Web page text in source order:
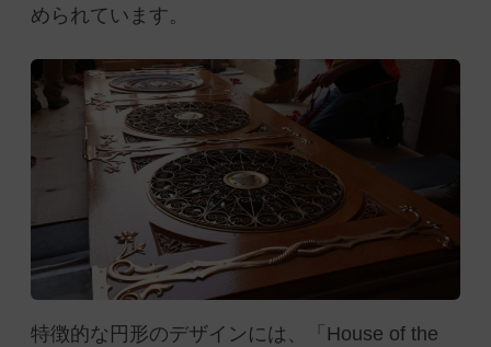
められています。
特徴的な円形のデザインには、「House of the